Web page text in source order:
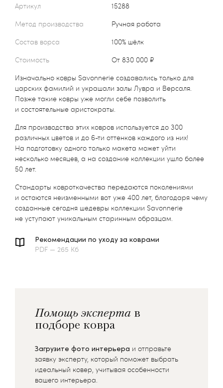
Артикул
15288
Метод производства
Ручная работа
Состав ворса
100% шёлк
Стоимость
от 830 000 ₽
Изначально ковры Savonnerie создавались только для
царских фамилий и украшали залы Лувра и Версаля.
Позже такие ковры уже могли себе позволить
и состоятельные аристократы.
Для производства этих ковров используется до 300
различных цветов и до 6-ти оттенков каждого из них!
На подготовку одного только макета может уйти
несколько месяцев, а на создание коллекции ушло более
50 лет.
Стандарты ковроткачества передаются поколениями
и остаются неизменными вот уже 400 лет, благодаря чему
созданные сегодня шедевры коллекции Savonnerie
не уступают уникальным старинным образцам.
Рекомендации по уходу за коврами
PDF — 265 Кб
Помощь эксперта в
подборе ковра
Загрузите фото интерьера и отправьте
заявку эксперту, который поможет выбрать
идеальный ковер, учитывая особенности
вашего интерьера.